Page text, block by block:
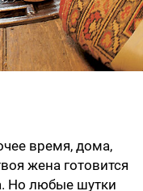
время, дома,
жена готовится
Но любые шутки